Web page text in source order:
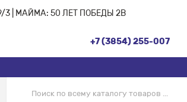
3 | МАЙМА: 50 ЛЕТ ПОБЕДЫ 2В
+7 (3854) 255-007